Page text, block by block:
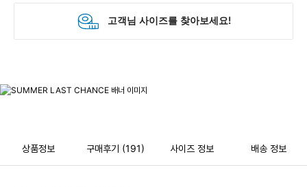
상품정보 구매후기 (191) 사이즈 정보 배송 정보